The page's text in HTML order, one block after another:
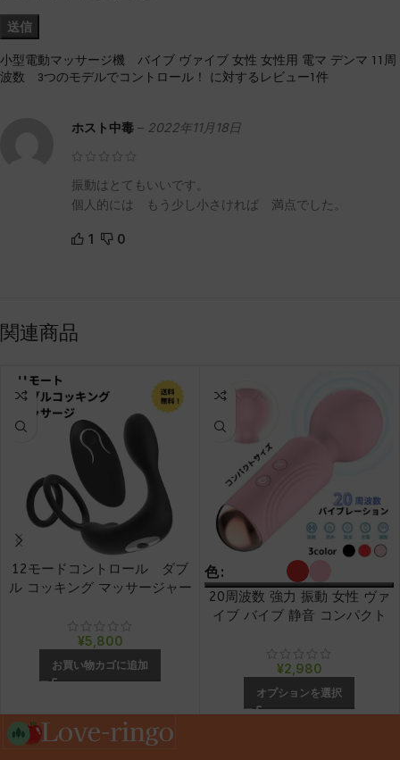
小型電動マッサージ機 バイブ ヴァイブ 女性 女性用 電マ デンマ 11周
波数 3つのモデルでコントロール！
に対するレビュー1件
ホスト中毒 – 2022年11月18日
振動はとてもいいです。
個人的には もう少し小さければ 満点でした。
1 0
関連商品
12モードコントロール ダブ
ル コッキング マッサージャー
¥5,800
お買い物カゴに追加
色
20周波数 強力 振動 女性 ヴァ
イブ バイブ 静音 コンパクト
¥2,980
オプションを選択